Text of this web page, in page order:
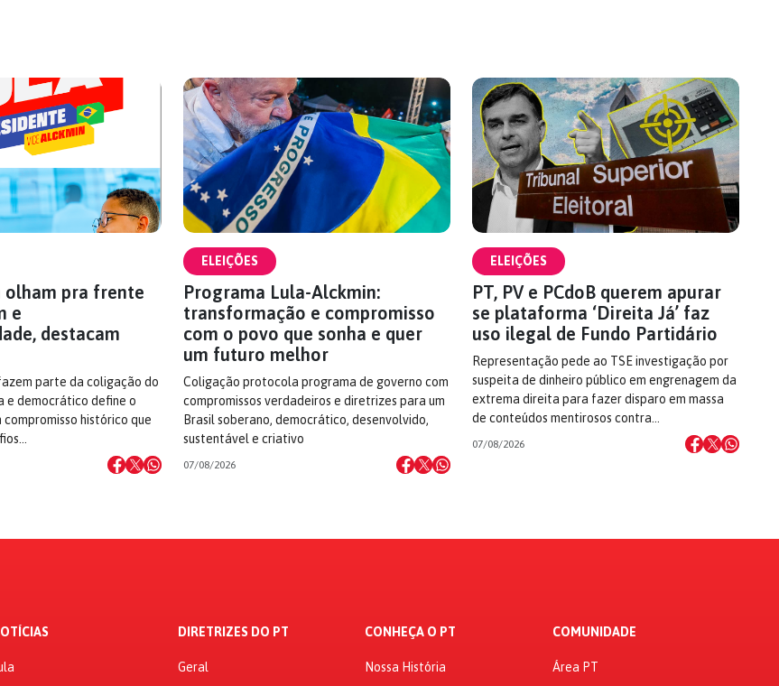
olham pra frente
e
destacam
parte da coligação do
e democrático define o
histórico que
ELEIÇÕES
Programa Lula-Alckmin:
transformação e compromisso
com o povo que sonha e quer
um futuro melhor
Coligação protocola programa de governo com
compromissos verdadeiros e diretrizes para um
Brasil soberano, democrático, desenvolvido,
sustentável e criativo
07/08/2026
ELEIÇÕES
PT, PV e PCdoB querem apurar
se plataforma ‘Direita Já’ faz
uso ilegal de Fundo Partidário
Representação pede ao TSE investigação por
suspeita de dinheiro público em engrenagem da
extrema direita para fazer disparo em massa
de conteúdos mentirosos contra…
07/08/2026
DIRETRIZES DO PT
Geral
CONHEÇA O PT
Nossa História
COMUNIDADE
Área PT